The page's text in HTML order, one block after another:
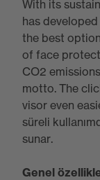
With its
has
the best
of face
CO2
motto. The
visor even
süreli
sunar.
Genel